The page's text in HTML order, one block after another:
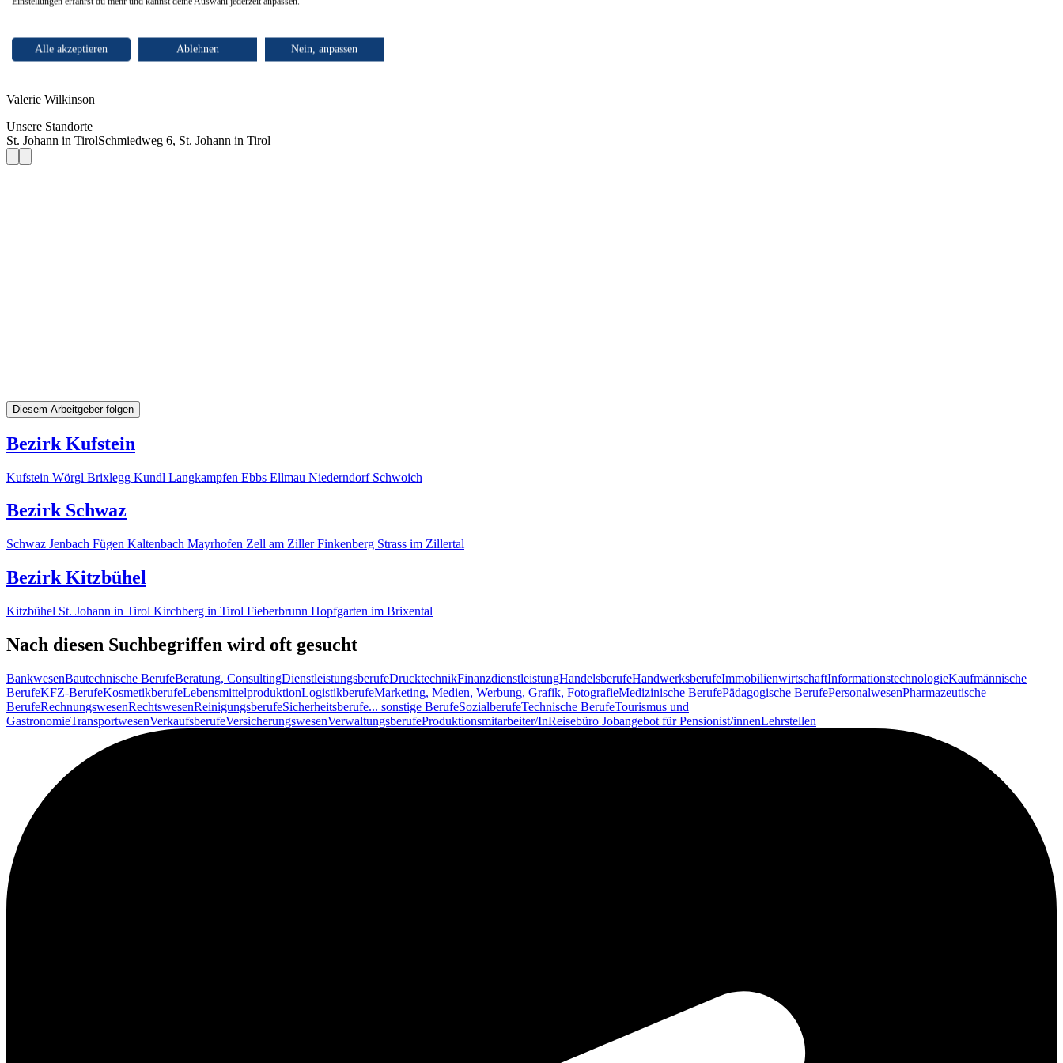
Diesem Arbeitgeber folgen
Valerie Wilkinson
Unsere Standorte
St. Johann in TirolSchmiedweg 6, St. Johann in Tirol
Diesem Arbeitgeber folgen
Bezirk Kufstein
Kufstein Wörgl Brixlegg Kundl Langkampfen Ebbs Ellmau Niederndorf Schwoich
Bezirk Schwaz
Schwaz Jenbach Fügen Kaltenbach Mayrhofen Zell am ZillerFinkenberg Strass im Zillertal
Bezirk Kitzbühel
Kitzbühel St. Johann in Tirol Kirchberg in Tirol Fieberbrunn Hopfgarten im Brixental
Nach diesen Suchbegriffen wird oft gesucht
BankwesenBautechnische BerufeBeratung, ConsultingDienstleistungsberufeDrucktechnikFinanzdienstleistungHandelsberufeHandwerksberufeImmobilienwirtschaftInformationstechnologieKaufmännische
BerufeKFZ-BerufeKosmetikberufeLebensmittelproduktionLogistikberufeMarketing, Medien, Werbung, Grafik, FotografieMedizinische BerufePädagogische BerufePersonalwesenPharmazeutische
BerufeRechnungswesenRechtswesenReinigungsberufeSicherheitsberufe... sonstige BerufeSozialberufeTechnische BerufeTourismus und
GastronomieTransportwesenVerkaufsberufeVersicherungswesenVerwaltungsberufeProduktionsmitarbeiter/InReisebüro Jobangebot für Pensionist/innenLehrstellen
Alle akzeptieren Ablehnen Nein, anpassen